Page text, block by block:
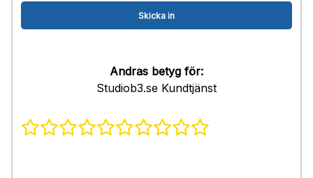
Andras betyg för:
Studiob3.se Kundtjänst